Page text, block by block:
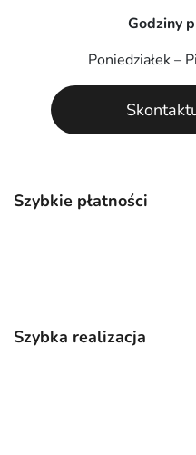
Szybkie płatności
Szybka realizacja
Godziny
Poniedziałek –